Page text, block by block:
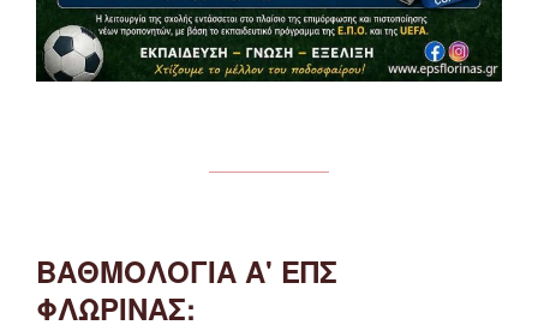
ΒΑΘΜΟΛΟΓΙΑ Α' ΕΠΣ
ΦΛΩΡΙΝΑΣ: